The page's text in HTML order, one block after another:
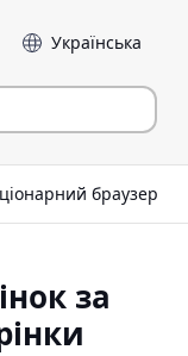
Мова
браузер
за